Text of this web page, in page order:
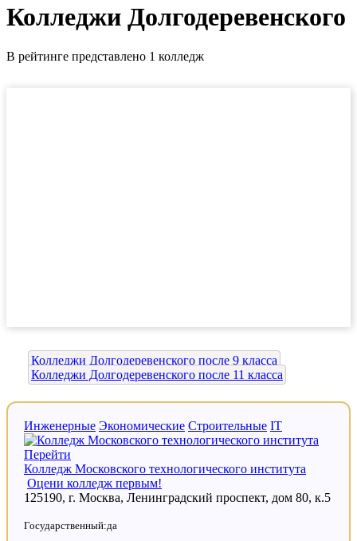
Колледжи Долгодеревенского
В рейтинге представлено 1 колледж
Колледжи Долгодеревенского после 9 класса
Колледжи Долгодеревенского после 11 класса
Инженерные Экономические Строительные IT
Перейти
Колледж Московского технологического института
Оцени колледж первым!
125190, г. Москва, Ленинградский проспект, дом 80, к.5
Государственный:да